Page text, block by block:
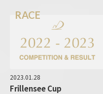
RACE
2023.01.28
Frillensee Cup